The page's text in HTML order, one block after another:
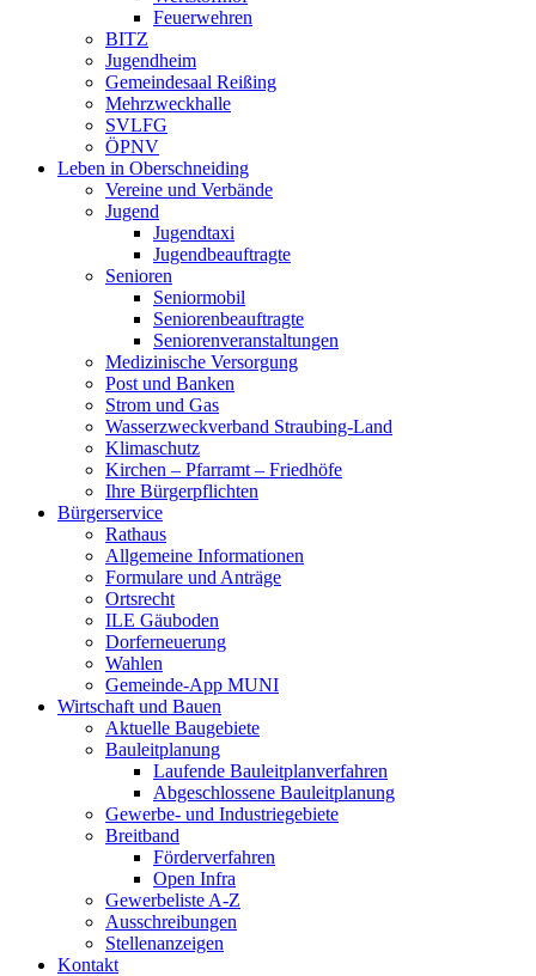
Feuerwehren
BITZ
Jugendheim
Gemeindesaal Reißing
Mehrzweckhalle
SVLFG
ÖPNV
Leben in Oberschneiding
Vereine und Verbände
Jugend
Jugendtaxi
Jugendbeauftragte
Senioren
Seniormobil
Seniorenbeauftragte
Seniorenveranstaltungen
Medizinische Versorgung
Post und Banken
Strom und Gas
Wasserzweckverband Straubing-Land
Klimaschutz
Kirchen – Pfarramt – Friedhöfe
Ihre Bürgerpflichten
Bürgerservice
Rathaus
Allgemeine Informationen
Formulare und Anträge
Ortsrecht
ILE Gäuboden
Dorferneuerung
Wahlen
Gemeinde-App MUNI
Wirtschaft und Bauen
Aktuelle Baugebiete
Bauleitplanung
Laufende Bauleitplanverfahren
Abgeschlossene Bauleitplanung
Gewerbe- und Industriegebiete
Breitband
Förderverfahren
Open Infra
Gewerbeliste A-Z
Ausschreibungen
Stellenanzeigen
Kontakt